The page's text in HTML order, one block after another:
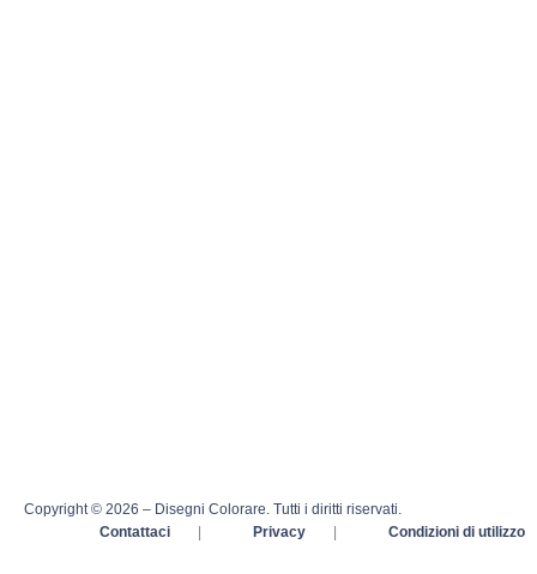
Copyright © 2026 – Disegni Colorare. Tutti i diritti riservati.
Contattaci
| Privacy | Condizioni di utilizzo